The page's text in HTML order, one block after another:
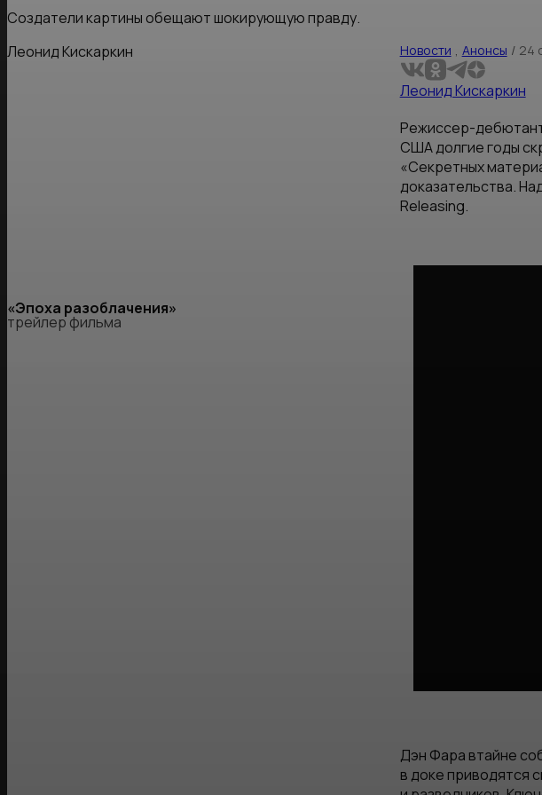
Создатели картины обещают шокирующую правду.
Леонид Кискаркин
Новости , Анонсы / 24
Леонид Кискаркин
Режиссер-
США долгие годы
«Секретных
доказательства.
Releasing.
«Эпоха разоблачения»
трейлер фильма
Дэн Фара втайне
в доке приводятся